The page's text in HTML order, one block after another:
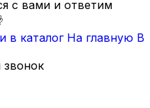
с вами и ответим
в каталог На главную В